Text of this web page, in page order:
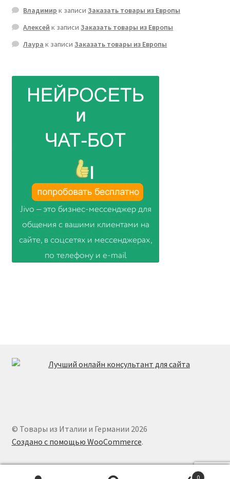
Владимир к записиЗаказать товары из Европы
Алексей к записиЗаказать товары из Европы
Лаура к записиЗаказать товары из Европы
© Товары из Италии и Германии 2026
Создано с помощью WooCommerce.
0